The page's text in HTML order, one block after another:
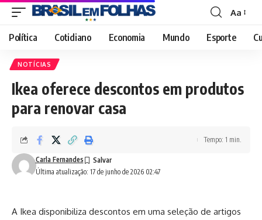
Font
Resizer
Aa
Política Cotidiano Economia Mundo Esporte
NOTÍCIAS
Ikea oferece descontos em produtos
para renovar casa
Última atualização: 17 de junho de 2026 02:47
Carla Fernandes
Tempo: 1 min.
A Ikea disponibiliza descontos em uma seleção de artigos